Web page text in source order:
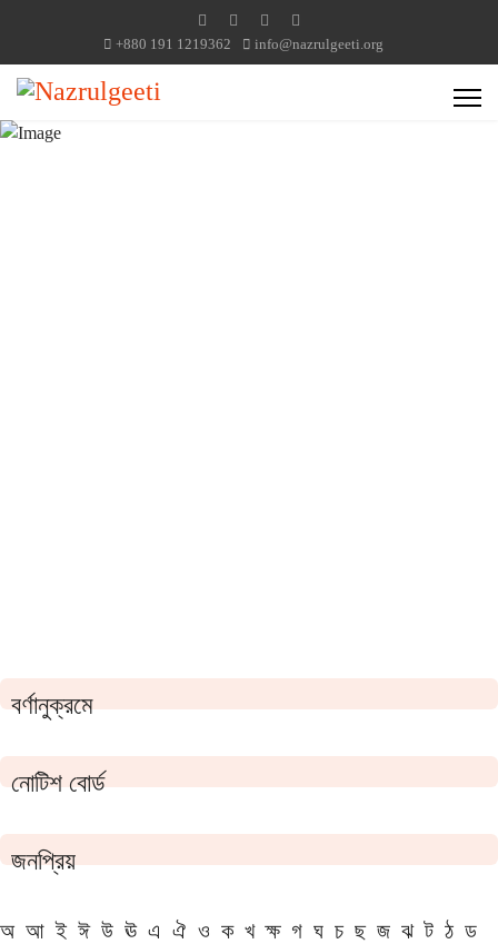
+880 191 1219362 info@nazrulgeeti.org
বর্ণানুক্রমে
নোটিশ বোর্ড
জনপ্রিয়
অ আ ই ঈ উ ঊ এ ঐ ও ক খ ক্ষ গ ঘ চ ছ জ ঝ ট ঠ ড